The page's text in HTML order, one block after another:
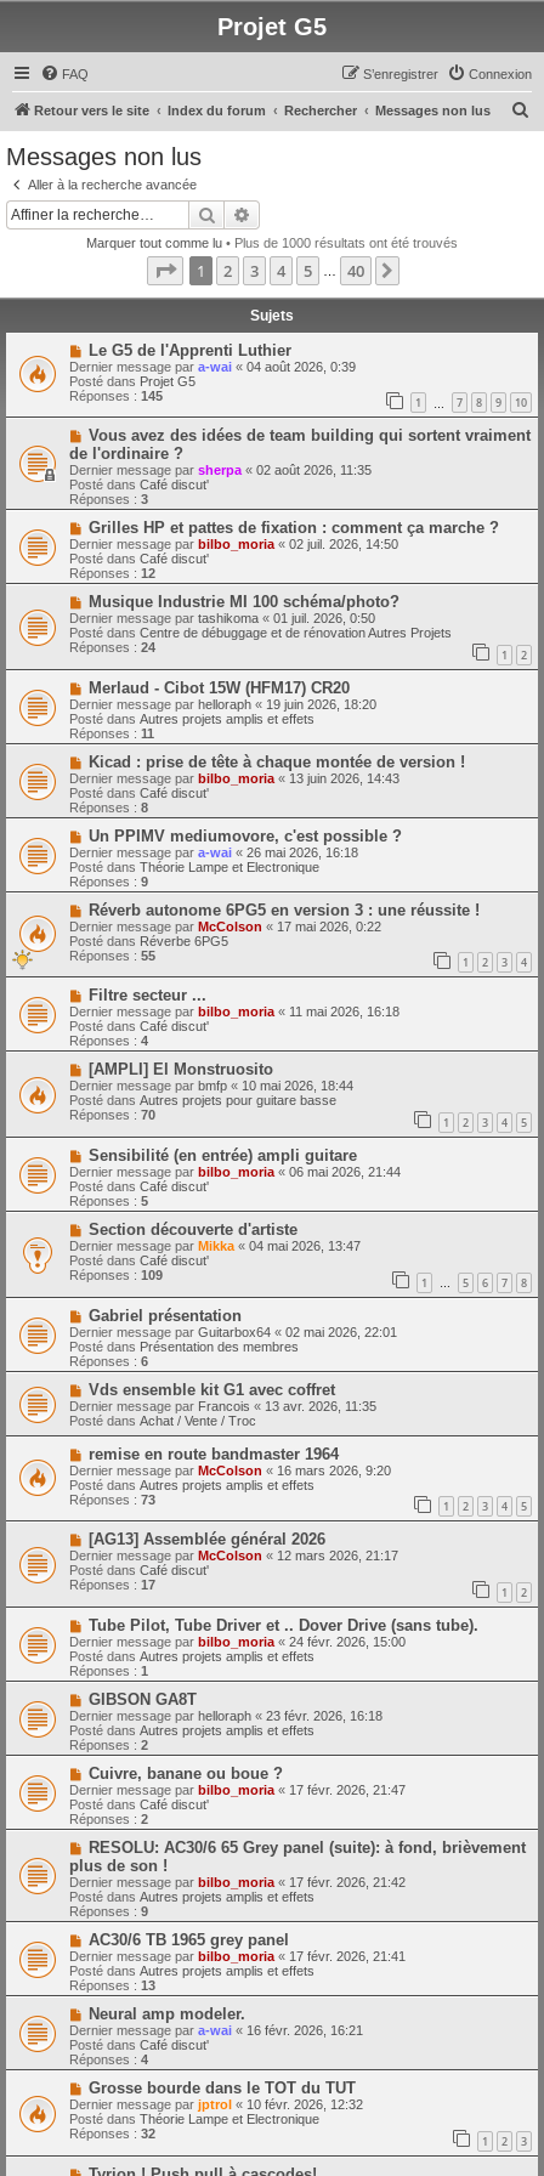
Projet G5
FAQ Connexion
S’enregistrer
Retour vers le site Index du forum Rechercher Messages non lus
Messages non lus
Aller à la recherche avancée
Rechercher
Marquer tout comme lu • Plus de 1000 résultats ont été trouvés
Page 1sur40
1 2 3 4 5 40
Sujets
N
o
u
v
e
a
u
m
e
s
s
a
g
e
Le G5 de l'Apprenti Luthier
Dernier message par a-wai « 04 août 2026, 0:39
Posté dans Projet G5
Réponses : 145 1 7 8 9 10
N
u
v
e
a
u
m
e
s
s
a
g
e
Vous avez des idées de team building qui sortent vraiment
de l'ordinaire ?
Dernier message par sherpa « 02 août 2026, 11:35
Posté dans Café discut'
Réponses : 3
N
o
u
v
e
a
u
m
e
s
s
a
g
e
Grilles HP et pattes de fixation : comment ça marche ?
Dernier message par bilbo_moria « 02 juil. 2026, 14:50
Posté dans Café discut'
Réponses : 12
N
o
u
v
e
a
u
m
e
s
s
a
g
e
Musique Industrie MI 100 schéma/photo?
Dernier message par tashikoma « 01 juil. 2026, 0:50
Posté dans Centre de débuggage et de rénovation Autres Projets
Réponses : 24 1 2
N
o
u
v
e
a
u
m
e
s
s
a
g
e
Merlaud - Cibot 15W (HFM17) CR20
Dernier message par helloraph « 19 juin 2026, 18:20
Posté dans Autres projets amplis et effets
Réponses : 11
N
o
u
v
e
a
m
e
s
s
a
g
e
Kicad : prise de tête à chaque montée de version !
Dernier message par bilbo_moria « 13 juin 2026, 14:43
Posté dans Café discut'
Réponses : 8
N
o
u
v
e
a
u
m
e
s
s
a
g
e
Un PPIMV mediumovore, c'est possible ?
Dernier message par a-wai « 26 mai 2026, 16:18
Posté dans Théorie Lampe et Electronique
Réponses : 9
N
o
u
v
e
a
m
e
s
s
a
g
e
Réverb autonome 6PG5 en version 3 : une réussite !
Dernier message par McColson « 17 mai 2026, 0:22
Posté dans Réverbe 6PG5
Réponses : 55 1 2 3 4
N
o
u
v
e
a
u
m
e
s
s
a
g
e
Filtre secteur ...
Dernier message par bilbo_moria« 11 mai 2026, 16:18
Posté dans Café discut'
Réponses : 4
N
o
u
v
e
a
u
m
e
s
s
a
g
e
[AMPLI] El Monstruosito
Dernier message par bmfp « 10 mai 2026, 18:44
Posté dans Autres projets pour guitare basse
Réponses : 70 1 2 3 4 5
N
o
u
v
e
a
u
m
e
s
s
a
g
e
Sensibilité (en entrée) ampli guitare
Dernier message par bilbo_moria « 06 mai 2026, 21:44
Posté dans Café discut'
Réponses : 5
N
o
u
v
e
a
u
m
e
s
s
a
g
e
Section découverte d'artiste
Dernier message par Mikka « 04 mai 2026, 13:47
Posté dans Café discut'
Réponses : 109 1 … 5 6 7 8
N
o
u
v
e
a
m
e
s
a
g
e
Gabriel présentation
Dernier message par Guitarbox64 « 02 mai 2026, 22:01
Posté dans Présentation des membres
Réponses : 6
N
o
u
v
a
u
m
e
s
s
a
g
e
Vds ensemble kit G1 avec coffret
Dernier message par Francois « 13 avr. 2026, 11:35
Posté dans Achat / Vente / Troc
N
o
u
v
e
a
m
e
s
s
a
g
e
remise en route bandmaster 1964
Dernier message par McColson « 16 mars 2026, 9:20
Posté dans Autres projets amplis et effets
Réponses : 73 1 2 3 4 5
N
o
u
v
e
a
u
m
e
s
s
a
g
e
[AG13] Assemblée général 2026
Dernier message par McColson « 12 mars 2026, 21:17
Posté dans Café discut'
Réponses : 17 1 2
N
o
u
v
e
a
m
e
s
s
a
g
e
Tube Pilot, Tube Driver et .. Dover Drive (sans tube).
Dernier message par bilbo_moria « 24 févr. 2026, 15:00
Posté dans Autres projets amplis et effets
Réponses : 1
N
o
u
v
e
a
m
e
s
s
a
g
e
GIBSON GA8T
Dernier message par helloraph « 23 févr. 2026, 16:18
Posté dans Autres projets amplis et effets
Réponses : 2
N
o
u
v
e
a
u
m
e
s
s
g
e
Cuivre, banane ou boue ?
Dernier message par bilbo_moria « 17 févr. 2026, 21:47
Posté dans Café discut'
Réponses : 2
N
u
v
e
a
m
e
s
s
a
g
e
RESOLU: AC30/6 65 Grey panel (suite): à fond, brièvement
plus de son !
Dernier message par bilbo_moria « 17 févr. 2026, 21:42
Posté dans Autres projets amplis et effets
Réponses : 9
N
o
u
v
e
a
u
m
e
s
s
a
g
e
AC30/6 TB 1965 grey panel
Dernier message par bilbo_moria « 17 févr. 2026, 21:41
Posté dans Autres projets amplis et effets
Réponses : 13
N
o
u
v
e
a
m
e
s
s
a
Neural amp modeler.
Dernier message par a-wai « 16 févr. 2026, 16:21
Posté dans Café discut'
Réponses : 4
N
o
u
v
e
a
u
Grosse bourde dans le TOT du TUT
Dernier message par jptrol « 10 févr. 2026, 12:32
Posté dans Théorie Lampe et Electronique
Réponses : 32 1 2 3
N